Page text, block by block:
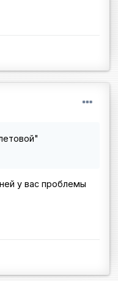
у вас проблемы